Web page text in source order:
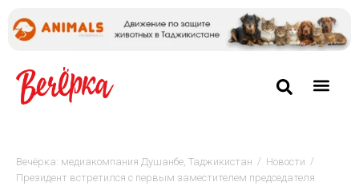
Вечёрка: медиакомпания Душанбе, Таджикистан / Новости /
Президент встретился с первым заместителем председателя